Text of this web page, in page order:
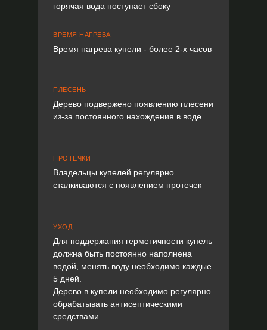
ПЛЕСЕНЬ
ВРЕМЯ НАГРЕВА
УХОД
ПРОТЕЧКИ
горячая вода поступает сбоку
Время нагрева купели - более 2-х часов
Дерево подвержено появлению плесени
из-за постоянного нахождения в воде
Владельцы купелей регулярно
сталкиваются с появлением протечек
Для поддержания герметичности купель
должна быть постоянно наполнена
водой, менять воду необходимо каждые
5 дней.
Дерево в купели необходимо регулярно
обрабатывать антисептическими
средствами